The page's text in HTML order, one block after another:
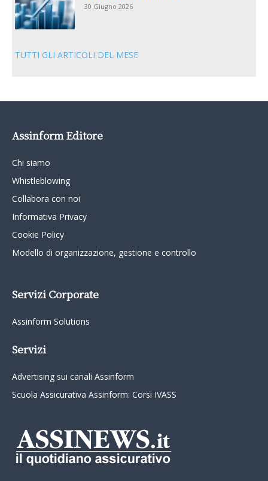
30 Giugno 2026
TUTTI GLI ARTICOLI DEL MESE
Assinform Editore
Chi siamo
Whistleblowing
Collabora con noi
Informativa Privacy
Cookie Policy
Modello di organizzazione, gestione e controllo
Servizi Corporate
Assinform Solutions
Servizi
Advertising sui canali Assinform
Scuola Assicurativa Assinform: Corsi IVASS